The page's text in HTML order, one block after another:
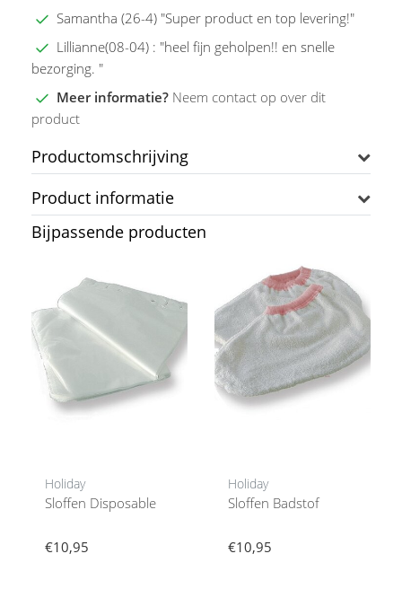
Samantha (26-4) "Super product en top levering!"
Lillianne(08-04) : "heel fijn geholpen!! en snelle
bezorging. "
Meer informatie? Neem contact op over dit
product
Productomschrijving
Product informatie
Bijpassende producten
Holiday
Sloffen Disposable
€10,95
Holiday
Sloffen Badstof
€10,95